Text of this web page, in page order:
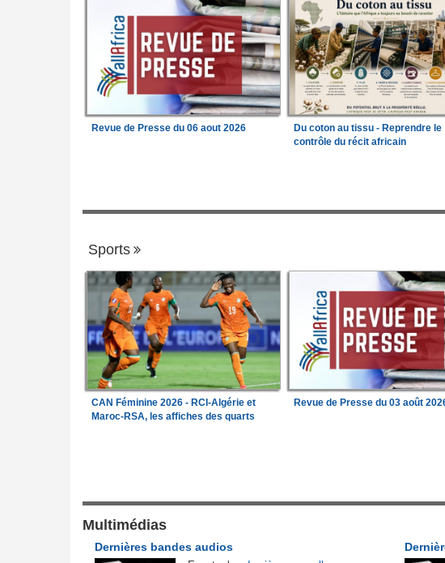
Revue de Presse du 06 aout 2026
Du coton au tissu - Reprendre le
contrôle du récit africain
Sports
CAN Féminine 2026 - RCI-Algérie et
Maroc-RSA, les affiches des quarts
Revue de Presse du 03 août
Multimédias
Dernières bandes audios
2
d'espèces protégées